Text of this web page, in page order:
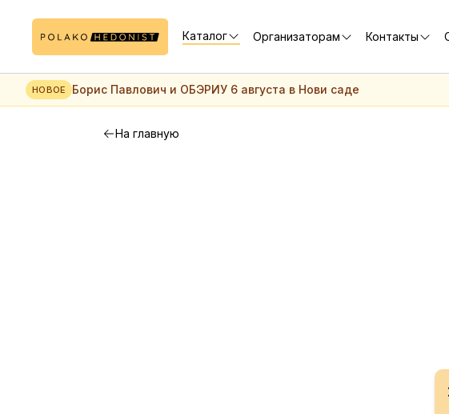
Каталог Организаторам Контакты
НОВОЕ Борис Павлович и ОБЭРИУ 6 августа в Нови саде
На главную